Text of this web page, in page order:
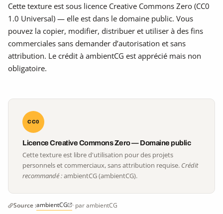
Cette texture est sous licence Creative Commons Zero (CC0
1.0 Universal) — elle est dans le domaine public. Vous
pouvez la copier, modifier, distribuer et utiliser à des fins
commerciales sans demander d’autorisation et sans
attribution. Le crédit à ambientCG est apprécié mais non
obligatoire.
CC0
Licence Creative Commons Zero — Domaine public
Cette texture est libre d'utilisation pour des projets
personnels et commerciaux, sans attribution requise. Crédit
recommandé :ambientCG (ambientCG).
Source :ambientCG · par ambientCG